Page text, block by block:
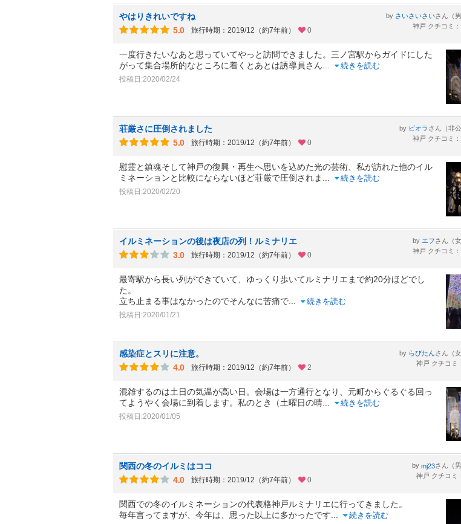
やはりきれいですね
5.0
旅行時期：2019/12（約7年前） 0
by さいさいさいさん（男
神戸 クチコミ
一度行きたいなあと思っていてやっと訪問できました。三ノ宮駅からガイドにした
がって集合場所的なところに着くとあとは誘導員さん
続きを読む
投稿日:2020/02/24
荘厳さに圧倒されました
5.0
旅行時期：2019/12（約7年前） 0
by ビオラ さん（非公
神戸 クチコミ
慰霊と鎮魂そして神戸の復興・再生へ思いを込めた光の芸術、私が訪れた他のイル
ミネーションと比較にならないほど荘厳で圧倒されま
続きを読む
投稿日:2020/02/20
イルミネーションの後は夜店の列！ルミナリエ
3.0
旅行時期：2019/12（約7年前） 0
by エフさん（女
神戸 クチコミ
最寄駅から長い列ができていて、ゆっくり歩いてルミナリエまで約20分ほどでし
た。
立ち止まる事はなかったのでそんなに苦痛で
続きを読む
投稿日:2020/01/21
感染症とスリに注意。
4.0
旅行時期：2019/12（約7年前） 2
by らびたんさん（女
神戸 クチコミ
混雑するのは土日の気温が高い日。会場は一方通行となり、元町からぐるぐる回っ
てようやく会場に到着します。私のとき（土曜日の晴
続きを読む
投稿日:2020/01/05
関西の冬のイルミはココ
4.0
旅行時期：2019/12（約7年前） 0
by mj23さん（男
神戸 クチコミ
関西での冬のイルミネーションの代表格神戸ルミナリエに行ってきました。
毎年言ってますが、今年は、思った以上に多かったです
続きを読む